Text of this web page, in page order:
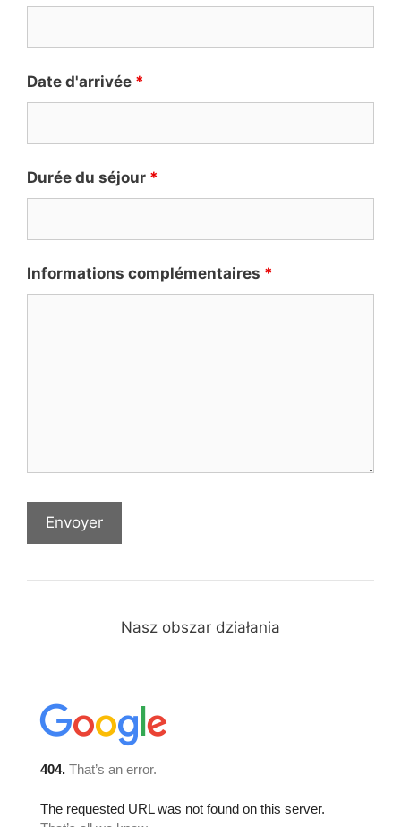
Date d'arrivée *
Durée du séjour *
Informations complémentaires *
Nasz obszar działania